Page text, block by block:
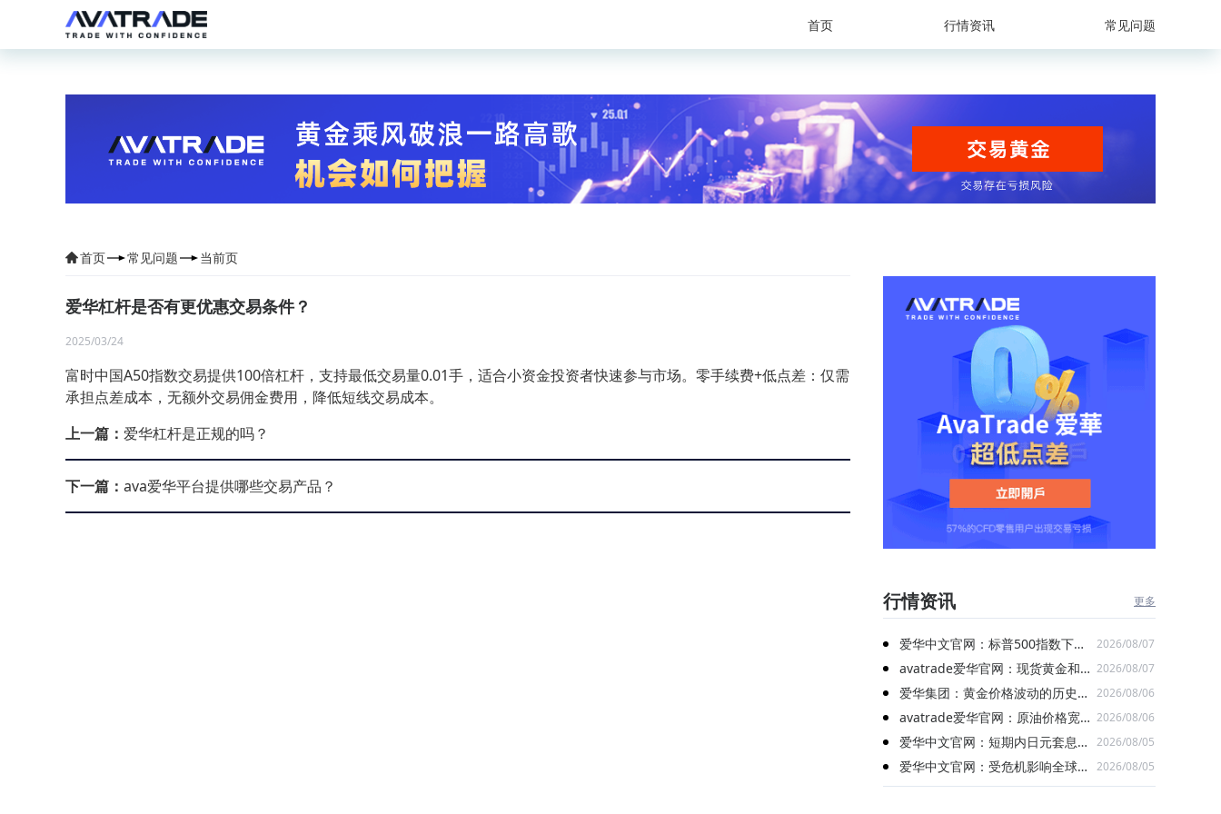
首页 行情资讯 常见问题
首页 常见问题 当前页
爱华杠杆是否有更优惠交易条件？
2025/03/24
‌富时中国A50指数交易‌提供‌100倍杠杆‌，支持最低交易量‌0.01手‌，适合小资金投资者快速参与市场‌。零手续费+低点差‌：仅需
承担点差成本，无额外交易佣金费用，降低短线交易成本‌。
上一篇： 爱华杠杆是正规的吗？
下一篇： ava爱华平台提供哪些交易产品？
行情资讯 更多
爱华中文官网：标普500指数下跌
0.17% 纳指下跌0.83%
2026/08/07
avatrade爱华官网：现货黄金和白
银收盘后大幅拉升
2026/08/07
爱华集团：黄金价格波动的历史数
据有什么规律可循？
2026/08/06
avatrade爱华官网：原油价格宽幅
震荡 乙二醇未能延续涨幅
2026/08/06
爱华中文官网：短期内日元套息交
易逆转的风险或相对较低
2026/08/05
爱华中文官网：受危机影响全球已
损失超过26亿桶石油
2026/08/05